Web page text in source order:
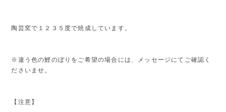
陶芸窯で１２３５度で焼成しています。
※違う色の鯉のぼりをご希望の場合には、メッセージにてご確認く
ださいませ。
【注意】